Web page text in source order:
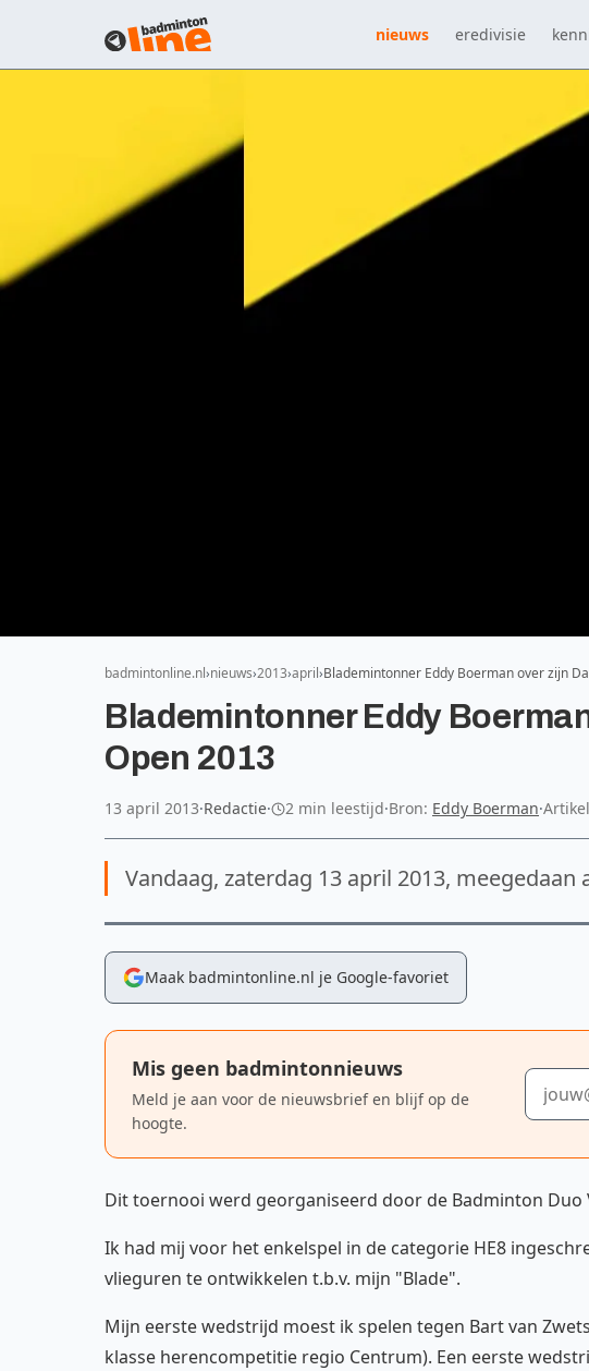
nieuws eredivisie
badmintonline.nl nieuws 2013 april Blademintonner Eddy Boerman over zijn
Blademintonner Eddy
Open 2013
13 april 2013·Redactie· 2 min leestijd·Bron: Eddy Boerman·
Vandaag, zaterdag 13 april 2013, meegedaan
Maak badmintonline.nl je Google-favoriet
Mis geen badmintonnieuws
Meld je aan voor de nieuwsbrief en blijf op de
hoogte.
E-
Dit toernooi werd georganiseerd door de Badminton Duo
Ik had mij voor het enkelspel in de categorie HE8
vlieguren te ontwikkelen t.b.v. mijn "Blade".
Mijn eerste wedstrijd moest ik spelen tegen Bart van
klasse herencompetitie regio Centrum). Een eerste